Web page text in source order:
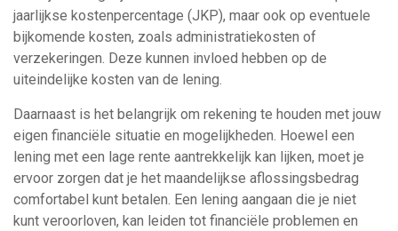
jaarlijkse kostenpercentage (JKP), maar ook op eventuele
bijkomende kosten, zoals administratiekosten of
verzekeringen. Deze kunnen invloed hebben op de
uiteindelijke kosten van de lening.
Daarnaast is het belangrijk om rekening te houden met jouw
eigen financiële situatie en mogelijkheden. Hoewel een
lening met een lage rente aantrekkelijk kan lijken, moet je
ervoor zorgen dat je het maandelijkse aflossingsbedrag
comfortabel kunt betalen. Een lening aangaan die je niet
kunt veroorloven, kan leiden tot financiële problemen en